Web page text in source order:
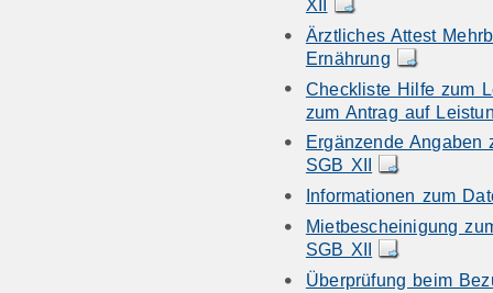
XII
Ärztliches Attest
Ernährung
Checkliste Hilfe zum
zum Antrag auf
Ergänzende
SGB XII
Informationen zum
Mietbescheinigung
SGB XII
Überprüfung beim